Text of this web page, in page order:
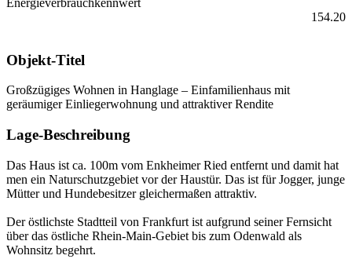
Energieverbrauchkennwert
154.20
Objekt-Titel
Großzügiges Wohnen in Hanglage – Einfamilienhaus mit
geräumiger Einliegerwohnung und attraktiver Rendite
Lage-Beschreibung
Das Haus ist ca. 100m vom Enkheimer Ried entfernt und damit hat
men ein Naturschutzgebiet vor der Haustür. Das ist für Jogger, junge
Mütter und Hundebesitzer gleichermaßen attraktiv.
Der östlichste Stadtteil von Frankfurt ist aufgrund seiner Fernsicht
über das östliche Rhein-Main-Gebiet bis zum Odenwald als
Wohnsitz begehrt.